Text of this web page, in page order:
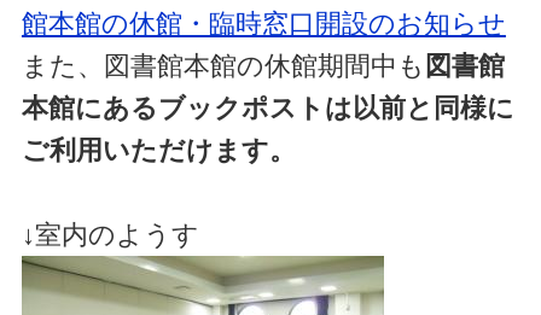
館本館の休館・臨時窓口開設のお知らせ
また、図書館本館の休館期間中も 図書館
本館にあるブックポストは以前と同様に
ご利用いただけます。
↓室内のようす